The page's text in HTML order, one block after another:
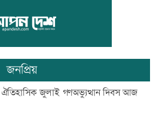
সিঙ্গাপুর থেকে এক কার্গো এলএনজি কিনবে
সরকার
মান্দায় ২৯৬ বোতলসহ দুই মাদক কারবারি
আটক
জনপ্রিয়
ঐতিহাসিক জুলাই গণঅভ্যুত্থান দিবস আজ